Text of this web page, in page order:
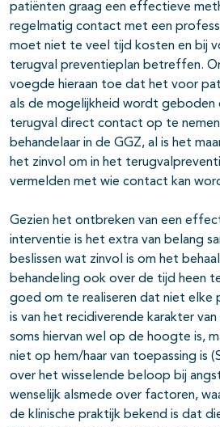
patiënten graag een effectieve
regelmatig contact met een
moet niet te veel tijd kosten en bij
terugval preventieplan betreffen.
voegde hieraan toe dat het voor
als de mogelijkheid wordt geboden
terugval direct contact op te
behandelaar in de GGZ, al is het
het zinvol om in het
vermelden met wie contact kan
Gezien het ontbreken van een
interventie is het extra van belang
beslissen wat zinvol is om het
behandeling ook over de tijd heen
goed om te realiseren dat niet
is van het recidiverende karakter
soms hiervan wel op de hoogte is,
niet op hem/haar van toepassing is
over het wisselende beloop bij
wenselijk alsmede over factoren,
de klinische praktijk bekend is dat